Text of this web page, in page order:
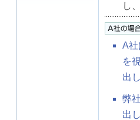
し
A社
を
出
弊
出